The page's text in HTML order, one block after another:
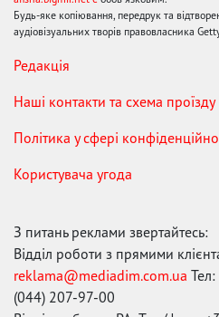
Будь-яке копіювання, передрук та
аудіовізуальних творів правовласника
Редакція
Наші контакти та схема проїзду
Політика у сфері
Користувача угода
З питань реклами звертайтесь:
Відділ роботи з прямими
reklama@mediadim.com.ua
(044) 207-97-00